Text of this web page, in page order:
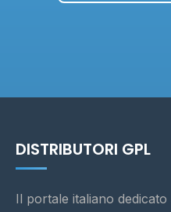
DISTRIBUTORI GPL
Il portale italiano